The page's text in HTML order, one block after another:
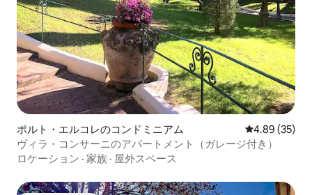
ポルト・エルコレのコンドミニアム レビュー35
4.89 (35)
ヴィラ・コンサーニのアパートメント（ガレージ付き）
ロケーション · 家族 · 屋外スペース